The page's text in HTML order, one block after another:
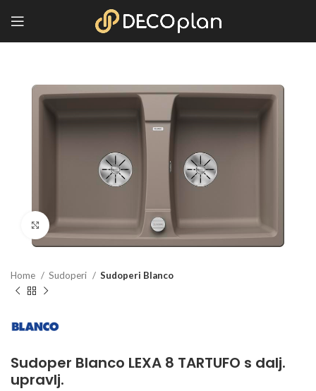
Kliknite za povećanje
Home Sudoperi Sudoperi Blanco
Sudoper Blanco LEXA 8 TARTUFO s dalj.
upravlj.